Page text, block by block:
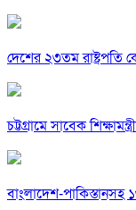
দেশের ২৩তম
চট্টগ্রামে সাবেক
বাংলাদেশ-